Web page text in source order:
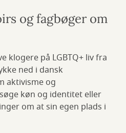
og fagbøger om
klogere på LGBTQ+ liv fra
ned i dansk
aktivisme og
køn og identitet eller
om at sin egen plads i